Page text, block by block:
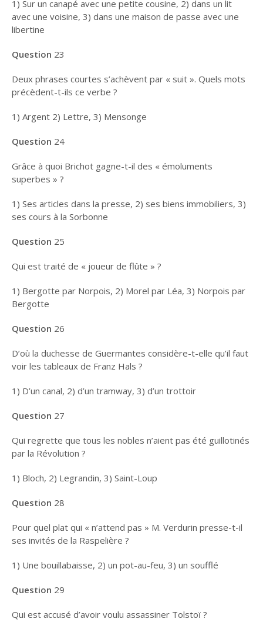
1) Sur un canapé avec une petite cousine, 2) dans un lit
avec une voisine, 3) dans une maison de passe avec une
libertine
Question 23
Deux phrases courtes s’achèvent par « suit ». Quels mots
précèdent-t-ils ce verbe ?
1) Argent 2) Lettre, 3) Mensonge
Question 24
Grâce à quoi Brichot gagne-t-il des « émoluments
superbes » ?
1) Ses articles dans la presse, 2) ses biens immobiliers, 3)
ses cours à la Sorbonne
Question 25
Qui est traité de « joueur de flûte » ?
1) Bergotte par Norpois, 2) Morel par Léa, 3) Norpois par
Bergotte
Question 26
D’où la duchesse de Guermantes considère-t-elle qu’il faut
voir les tableaux de Franz Hals ?
1) D’un canal, 2) d’un tramway, 3) d’un trottoir
Question 27
Qui regrette que tous les nobles n’aient pas été guillotinés
par la Révolution ?
1) Bloch, 2) Legrandin, 3) Saint-Loup
Question 28
Pour quel plat qui « n’attend pas » M. Verdurin presse-t-il
ses invités de la Raspelière ?
1) Une bouillabaisse, 2) un pot-au-feu, 3) un soufflé
Question 29
Qui est accusé d’avoir voulu assassiner Tolstoï ?